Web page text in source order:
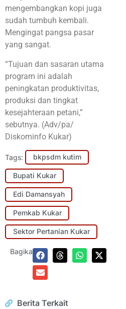
mengembangkan kopi juga
sudah tumbuh kembali.
Mengingat pangsa pasar
yang sangat.
“Tujuan dan sasaran utama
program ini adalah
peningkatan produktivitas,
produksi dan tingkat
kesejahteraan petani,”
sebutnya. (Adv/pa/
Diskominfo Kukar)
Tags: bkpsdm kutim
Bupati Kukar
Edi Damansyah
Pemkab Kukar
Sektor Pertanian Kukar
Bagikan:
Berita Terkait